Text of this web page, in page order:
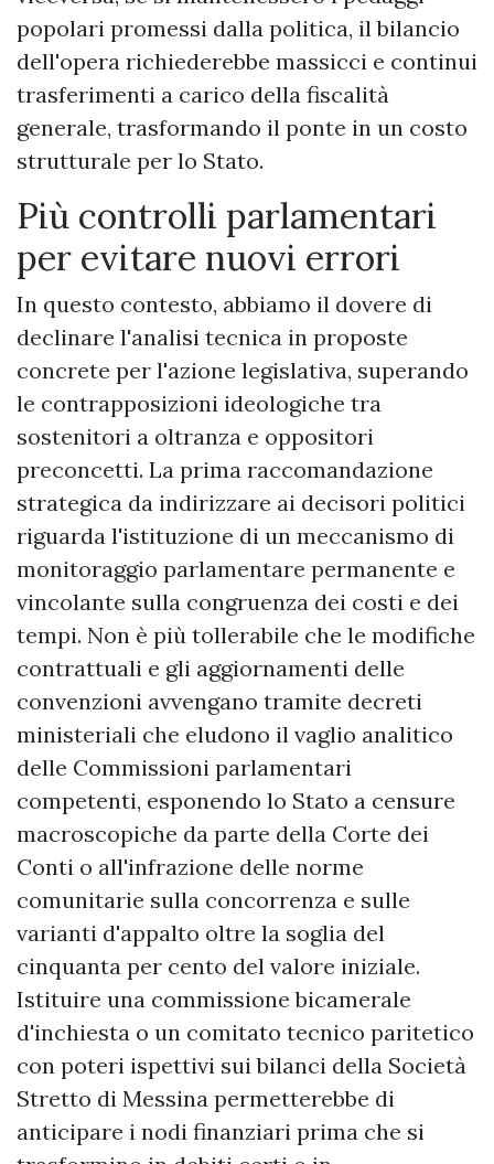
popolari promessi dalla politica, il bilancio
dell'opera richiederebbe massicci e continui
trasferimenti a carico della fiscalità
generale, trasformando il ponte in un costo
strutturale per lo Stato.
Più controlli parlamentari
per evitare nuovi errori
In questo contesto, abbiamo il dovere di
declinare l'analisi tecnica in proposte
concrete per l'azione legislativa, superando
le contrapposizioni ideologiche tra
sostenitori a oltranza e oppositori
preconcetti. La prima raccomandazione
strategica da indirizzare ai decisori politici
riguarda l'istituzione di un meccanismo di
monitoraggio parlamentare permanente e
vincolante sulla congruenza dei costi e dei
tempi. Non è più tollerabile che le modifiche
contrattuali e gli aggiornamenti delle
convenzioni avvengano tramite decreti
ministeriali che eludono il vaglio analitico
delle Commissioni parlamentari
competenti, esponendo lo Stato a censure
macroscopiche da parte della Corte dei
Conti o all'infrazione delle norme
comunitarie sulla concorrenza e sulle
varianti d'appalto oltre la soglia del
cinquanta per cento del valore iniziale.
Istituire una commissione bicamerale
d'inchiesta o un comitato tecnico paritetico
con poteri ispettivi sui bilanci della Società
Stretto di Messina permetterebbe di
anticipare i nodi finanziari prima che si